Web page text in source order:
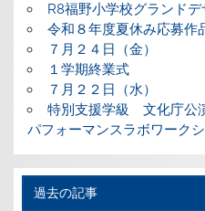
R8福野小学校グランドデ
令和８年度夏休み応募作
７月２４日（金）
１学期終業式
７月２２日（水）
特別支援学級 文化庁公
パフォーマンスラボワーク
過去の記事